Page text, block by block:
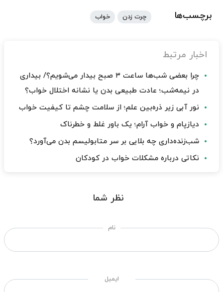
برچسب‌ها چرت زدن خواب
اخبار مرتبط
چرا بعضی شب‌ها ساعت ۳ صبح بیدار می‌شویم؟/ بیداری
در نیمه‌شب؛ عادت طبیعی بدن یا نشانه اختلال خواب؟
نور آبی زیر ذره‌بین علم؛ از سلامت چشم تا کیفیت خواب
دیازپام و خواب آرام؛ یک باور غلط و خطرناک
شب‌زنده‌داری چه بلایی بر سر متابولیسم بدن می‌آورد؟
نکاتی درباره مشکلات خواب در کودکان
نظر شما
نام
ایمیل